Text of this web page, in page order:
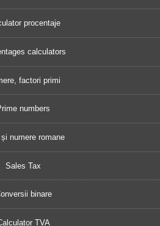
procentaje
calculators
factori primi
numbers
numere romane
Sales Tax
binare
TVA